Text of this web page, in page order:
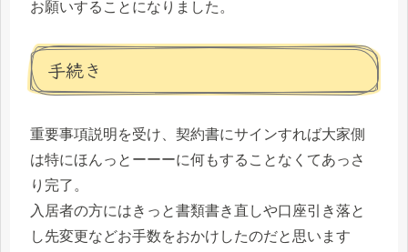
お願いすることになりました。
手続き
重要事項説明を受け、契約書にサインすれば大家側
は特にほんっとーーーに何もすることなくてあっさ
り完了。
入居者の方にはきっと書類書き直しや口座引き落と
し先変更などお手数をおかけしたのだと思います